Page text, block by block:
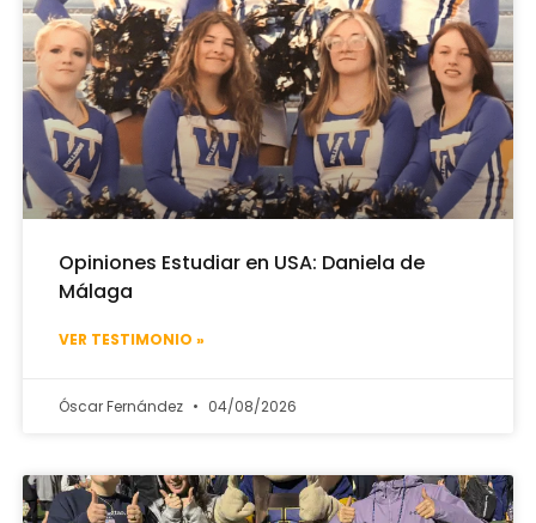
Opiniones Estudiar en USA: Daniela de
Málaga
VER TESTIMONIO »
Óscar Fernández 04/08/2026